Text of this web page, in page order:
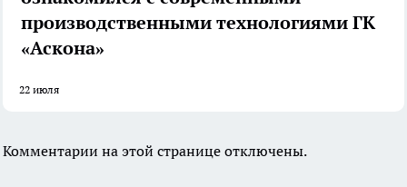
производственными технологиями ГК
«Аскона»
22 июля
Комментарии на этой странице отключены.